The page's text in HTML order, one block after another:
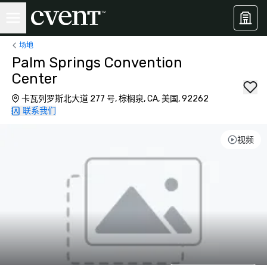
场地
Palm Springs Convention
Center
卡瓦列罗斯北大道 277 号, 棕榈泉, CA, 美国, 92262
联系我们
视频